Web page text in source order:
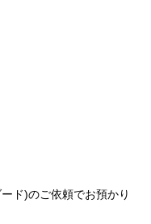
ド)のご依頼でお預かり